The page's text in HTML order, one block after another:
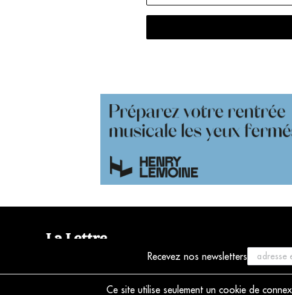
Recevez nos newsletters
Ce site utilise seulement un cookie de